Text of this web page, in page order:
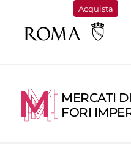
Acquista
MERCATI
FORI